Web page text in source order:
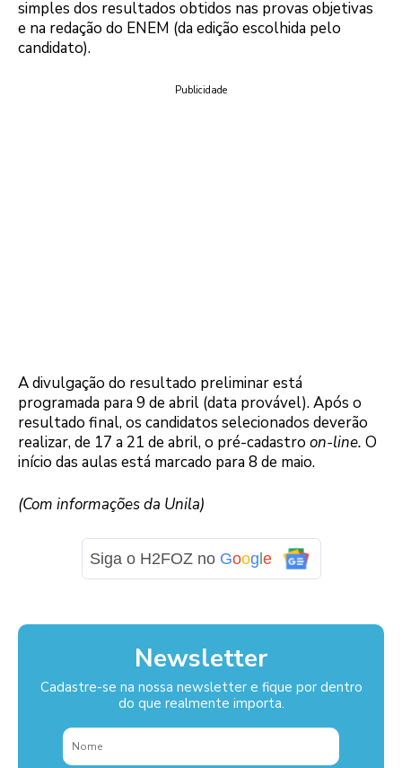
simples dos resultados obtidos nas provas objetivas
e na redação do ENEM (da edição escolhida pelo
candidato).
Publicidade
A divulgação do resultado preliminar está
programada para 9 de abril (data provável). Após o
resultado final, os candidatos selecionados deverão
realizar, de 17 a 21 de abril, o pré-cadastro on-line. O
início das aulas está marcado para 8 de maio.
(Com informações da Unila)
Siga o H2FOZ no Google
Newsletter
Cadastre-se na nossa newsletter e fique por dentro
do que realmente importa.